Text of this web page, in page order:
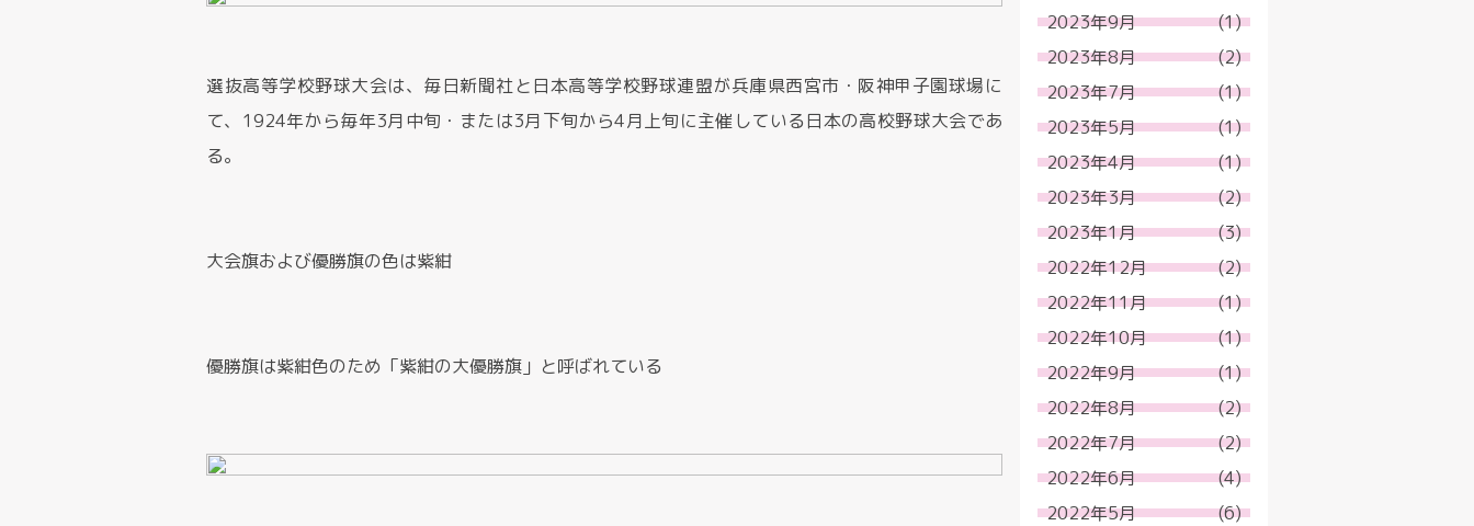
選抜高等学校野球大会は、毎日新聞社と日本高等学校野球連盟が兵庫県西宮市・阪神甲子園球場に
て、1924年から毎年3月中旬・または3月下旬から4月上旬に主催している日本の高校野球大会であ
る。
大会旗および優勝旗の色は紫紺
優勝旗は紫紺色のため「紫紺の大優勝旗」と呼ばれている
2023年9月
(1)
2023年8月
(2)
2023年7月
(1)
2023年5月
(1)
2023年4月
(1)
2023年3月
(2)
2023年1月
(3)
2022年12月
(2)
2022年11月
(1)
2022年10月
(1)
2022年9月
(1)
2022年8月
(2)
2022年7月
(2)
2022年6月
(4)
2022年5月
(6)